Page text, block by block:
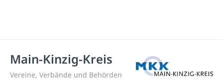
Main-Kinzig-Kreis
Vereine, Verbände und Behörden